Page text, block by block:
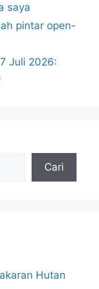
saya
pintar open-
Juli 2026:
Cari
Hutan